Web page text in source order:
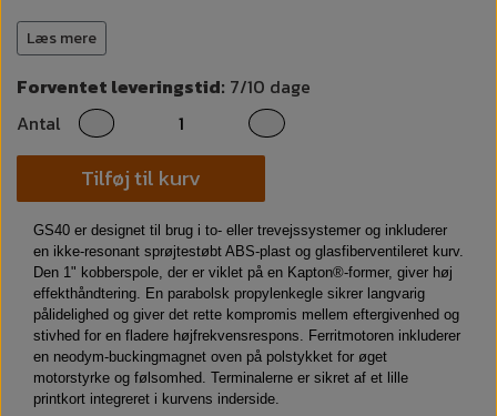
Anbefalet forstærker RMS-effektområde: 15 W – 75 W
Anbefalet højpasfilterfrekvens og hældning: ≥ 150 Hz, ≥ 12
Anbefalet lavpas
Filterfrekvens og hældning: ≤ 3,5 kHz, ≥ 12 dB/okt
Thiele & Small Parametre:
Omdrejningstal: 2,33 Ω
Sd: 59,4 cm²
Mmd: 3,14 g
Mms: 4,19 g
Cms: 284,23 µM/N
Vaskevolumen: 1,022 liter
Fs: 145,8 Hz
BL: 3,06 TM
Qms: 5,74
Qes: 0,995
Læs mere
Forventet leveringstid: 7/10 dage
Antal
Tilføj til kurv
GS40 er designet til brug i to- eller trevejssystemer og inkluderer
en ikke-resonant sprøjtestøbt ABS-plast og glasfiberventileret kurv.
Den 1" kobberspole, der er viklet på en Kapton®-former, giver høj
effekthåndtering. En parabolsk propylenkegle sikrer langvarig
pålidelighed og giver det rette kompromis mellem eftergivenhed og
stivhed for en fladere højfrekvensrespons. Ferritmotoren inkluderer
en neodym-buckingmagnet oven på polstykket for øget
motorstyrke og følsomhed. Terminalerne er sikret af et lille
printkort integreret i kurvens inderside.